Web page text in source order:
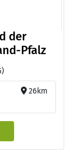
der
Pfalz
26km